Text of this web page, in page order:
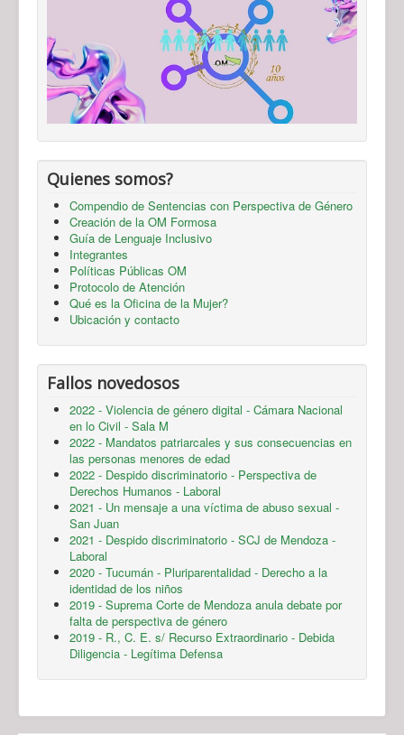
Quienes somos?
Compendio de Sentencias con Perspectiva de Género
Creación de la OM Formosa
Guía de Lenguaje Inclusivo
Integrantes
Políticas Públicas OM
Protocolo de Atención
Qué es la Oficina de la Mujer?
Ubicación y contacto
Fallos novedosos
2022 - Violencia de género digital - Cámara Nacional
en lo Civil - Sala M
2022 - Mandatos patriarcales y sus consecuencias en
las personas menores de edad
2022 - Despido discriminatorio - Perspectiva de
Derechos Humanos - Laboral
2021 - Un mensaje a una víctima de abuso sexual -
San Juan
2021 - Despido discriminatorio - SCJ de Mendoza -
Laboral
2020 - Tucumán - Pluriparentalidad - Derecho a la
identidad de los niños
2019 - Suprema Corte de Mendoza anula debate por
falta de perspectiva de género
2019 - R., C. E. s/ Recurso Extraordinario - Debida
Diligencia - Legítima Defensa